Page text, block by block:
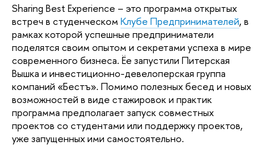
Sharing Best Experience – это программа открытых
встреч в студенческом Клубе Предпринимателей, в
рамках которой успешные предприниматели
поделятся своим опытом и секретами успеха в мире
современного бизнеса. Ёе запустили Питерская
Вышка и инвестиционно-девелоперская группа
компаний «Бестъ». Помимо полезных бесед и новых
возможностей в виде стажировок и практик
программа предполагает запуск совместных
проектов со студентами или поддержку проектов,
уже запущенных ими самостоятельно.